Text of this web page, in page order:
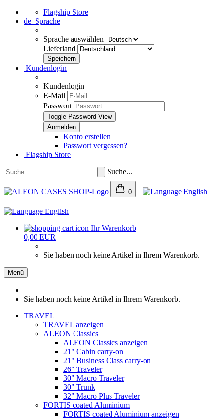
Flagship Store
de Sprache
Sprache auswählen
Lieferland
Kundenlogin
Kundenlogin
E-Mail
Passwort
Toggle Password View
Konto erstellen
Passwort vergessen?
Flagship Store
Suche...
0
Ihr Warenkorb
0,00 EUR
Sie haben noch keine Artikel in Ihrem Warenkorb.
Menü
Sie haben noch keine Artikel in Ihrem Warenkorb.
TRAVEL
TRAVEL anzeigen
ALEON Classics
ALEON Classics anzeigen
21" Cabin carry-on
21" Business Class carry-on
26" Traveler
30" Macro Traveler
30" Trunk
32" Macro Plus Traveler
FORTIS coated Aluminium
FORTIS coated Aluminium anzeigen